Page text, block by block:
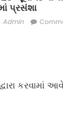
પ્રસંશા
Author
Admin
કરવામાં